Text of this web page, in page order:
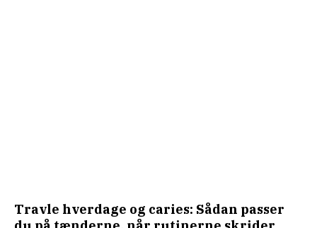
Travle hverdage og caries: Sådan passer